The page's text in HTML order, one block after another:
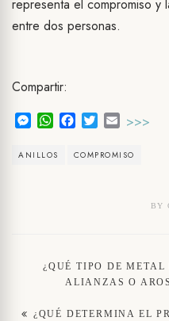
representa el compromiso y
entre dos personas.
Compartir:
Messenger
WhatsApp
Facebook
TwitterEmail
>>>
ANILLOS COMPROMISO
BY
Navegación
de
¿QUÉ TIPO DE METAL
ALIANZAS O
¿QUÉ DETERMINA EL